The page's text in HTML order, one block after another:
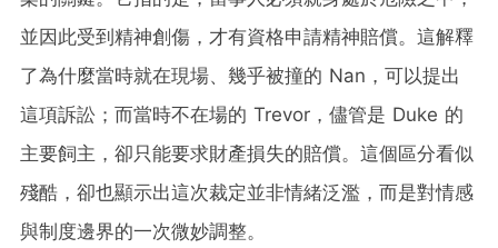
並因此受到精神創傷，才有資格申請精神賠償。這解釋
了為什麼當時就在現場、幾乎被撞的 Nan，可以提出
這項訴訟；而當時不在場的 Trevor，儘管是 Duke 的
主要飼主，卻只能要求財產損失的賠償。這個區分看似
殘酷，卻也顯示出這次裁定並非情緒泛濫，而是對情感
與制度邊界的一次微妙調整。